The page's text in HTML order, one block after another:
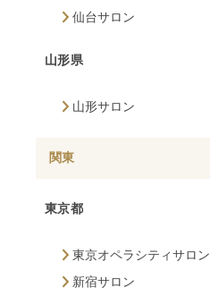
仙台サロン
山形県
山形サロン
関東
東京都
東京オペラシティサロン
新宿サロン